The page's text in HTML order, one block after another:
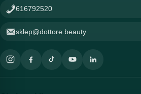
616792520
sklep@dottore.beauty